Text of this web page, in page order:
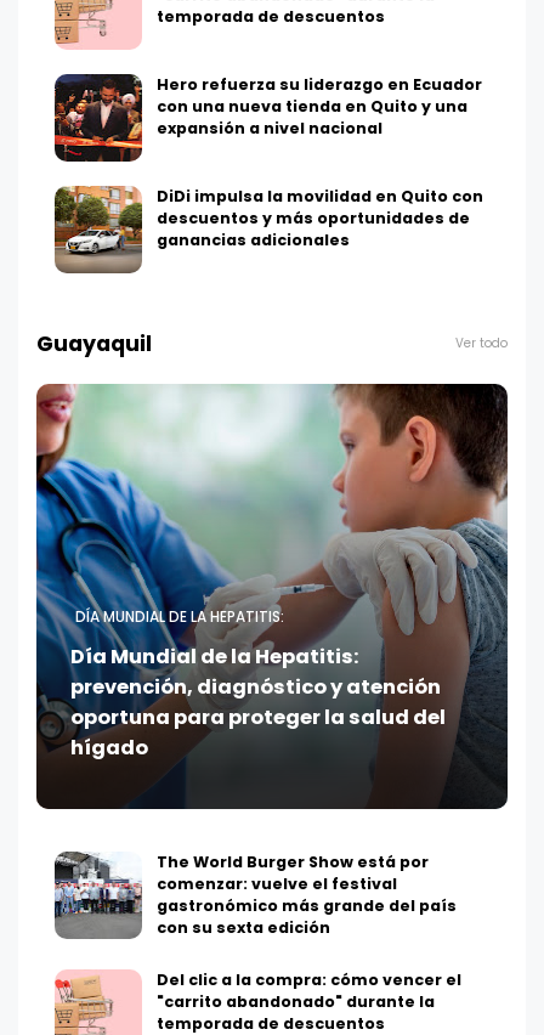
temporada de descuentos
Hero refuerza su liderazgo en Ecuador
con una nueva tienda en Quito y una
expansión a nivel nacional
DiDi impulsa la movilidad en Quito con
descuentos y más oportunidades de
ganancias adicionales
Guayaquil Ver todo
DÍA MUNDIAL DE LA HEPATITIS:
Día Mundial de la Hepatitis:
prevención, diagnóstico y atención
oportuna para proteger la salud del
hígado
The World Burger Show está por
comenzar: vuelve el festival
gastronómico más grande del país
con su sexta edición
Del clic a la compra: cómo vencer el
"carrito abandonado" durante la
temporada de descuentos